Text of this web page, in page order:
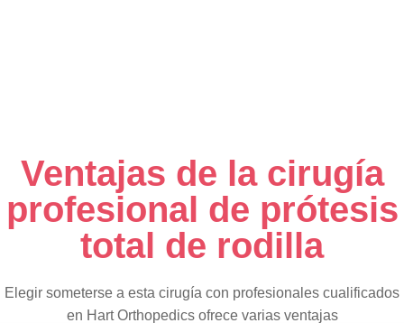
Ventajas de la cirugía
profesional de prótesis
total de rodilla
Elegir someterse a esta cirugía con profesionales cualificados
en Hart Orthopedics ofrece varias ventajas